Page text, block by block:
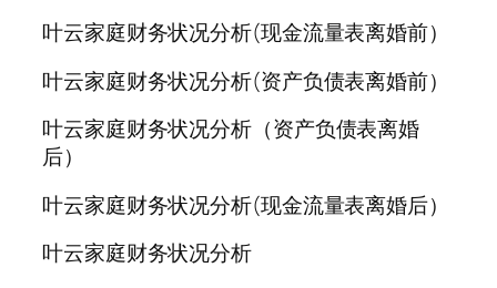
叶云家庭财务状况分析(现金流量表离婚前）
叶云家庭财务状况分析(资产负债表离婚前）
叶云家庭财务状况分析（资产负债表离婚
后）
叶云家庭财务状况分析(现金流量表离婚后）
叶云家庭财务状况分析